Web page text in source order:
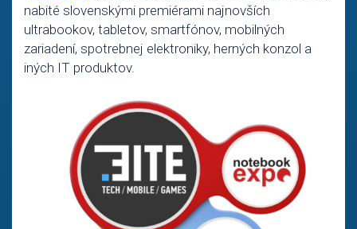
nabité slovenskými premiérami najnovších
ultrabookov, tabletov, smartfónov, mobilných
zariadení, spotrebnej elektroniky, herných konzol a
iných IT produktov.